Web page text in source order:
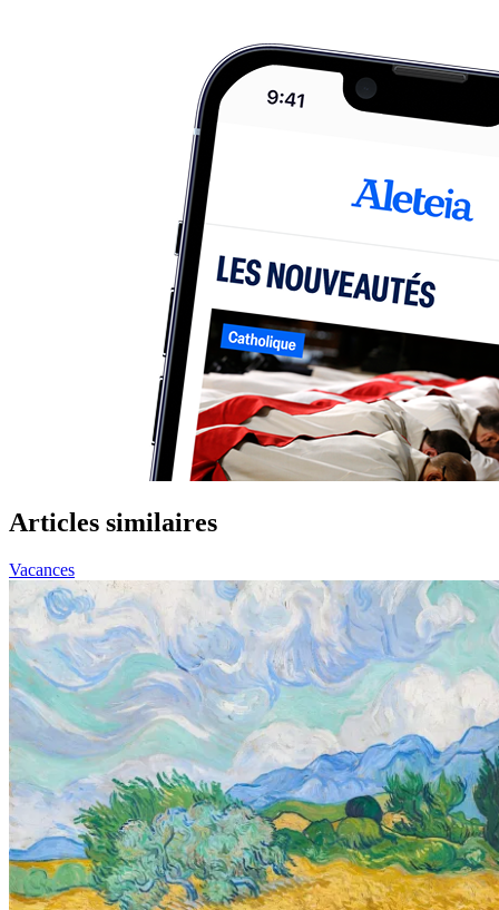
Articles similaires
Vacances